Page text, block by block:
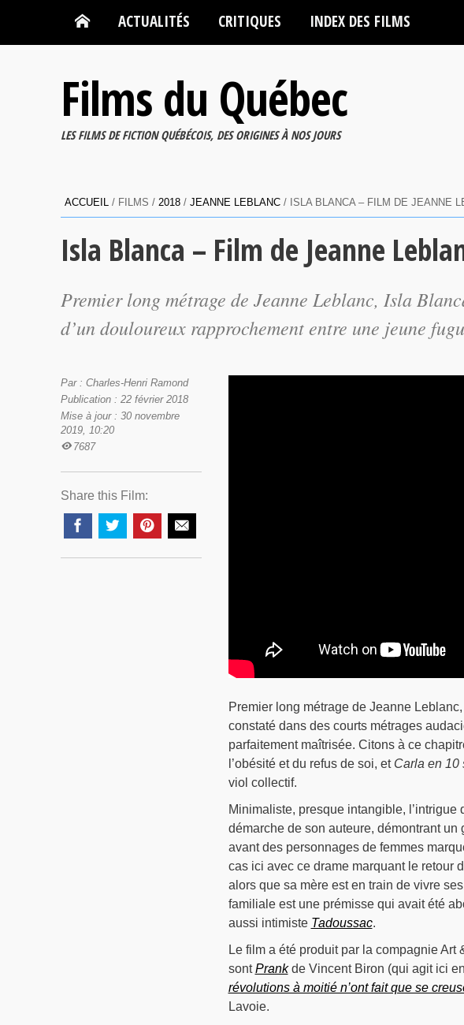
ACTUALITÉS CRITIQUES INDEX DES FILMS
Films du Québec
LES FILMS DE FICTION QUÉBÉCOIS, DES ORIGINES À NOS JOURS
ACCUEIL / FILMS / 2018 / JEANNE LEBLANC / ISLA BLANCA – FILM DE JEANNE
Isla Blanca – Film de Jeanne
Premier long métrage de Jeanne Leblanc, Isla
d’un douloureux rapprochement entre une jeune
Par : Charles-Henri Ramond
Publication : 22 février 2018
Mise à jour : 30 novembre
2019, 10:20
7687
Share this Film:
Premier long métrage de Jeanne Leblanc,
constaté dans des courts métrages
parfaitement maîtrisée. Citons à ce
l’obésité et du refus de soi, et Carla en 10
viol collectif.
Minimaliste, presque intangible, l’intrigue
démarche de son auteure, démontrant
avant des personnages de femmes
cas ici avec ce drame marquant le retour
alors que sa mère est en train de vivre
familiale est une prémisse qui avait été
aussi intimiste Tadoussac.
Le film a été produit par la compagnie
sontPrankde Vincent Biron (qui agit ici
révolutions à moitié n’ont fait que se
Lavoie.